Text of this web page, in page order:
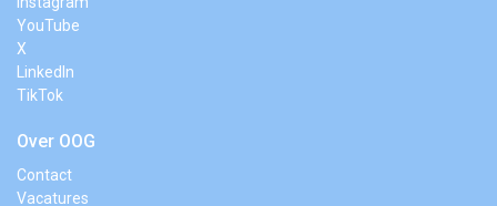
YouTube
X
LinkedIn
TikTok
Over OOG
Contact
Vacatures